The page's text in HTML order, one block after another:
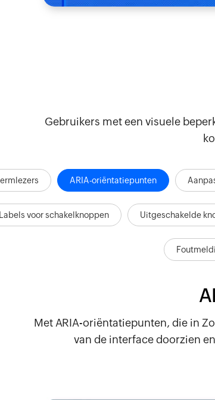
Gebruikers met een visuele
ARIA-oriëntatiepunten
Labels voor schakelknoppen Uitgeschakelde
Met ARIA-oriëntatiepunten, die in
van de interface doorzien